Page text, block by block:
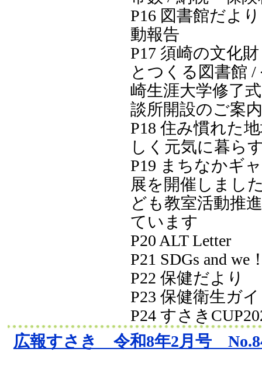
P16 図書館だよ
動報告
P17 須崎の文化
とつくる図書館 /
崎生涯大学修了
談所開設のご案内
P18 住み慣れた
しく元気に暮ら
P19 まちなかギ
展を開催しまし
ども教室活動推
ています
P20 ALT Letter
P21 SDGs and we
P22 保健だより
P23 保健衛生ガ
P24 すさき
広報すさき 令和8年2月号